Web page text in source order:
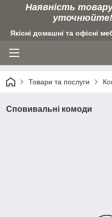
Наявність
уточнюйте!
Якісні домашні та офісні
Товари та послуги
Сповивальні комоди